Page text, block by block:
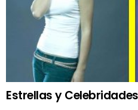
Estrellas y